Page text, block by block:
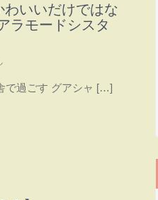
わいいだけではな
ラモードシスタ
で過ごす グアシャ […]